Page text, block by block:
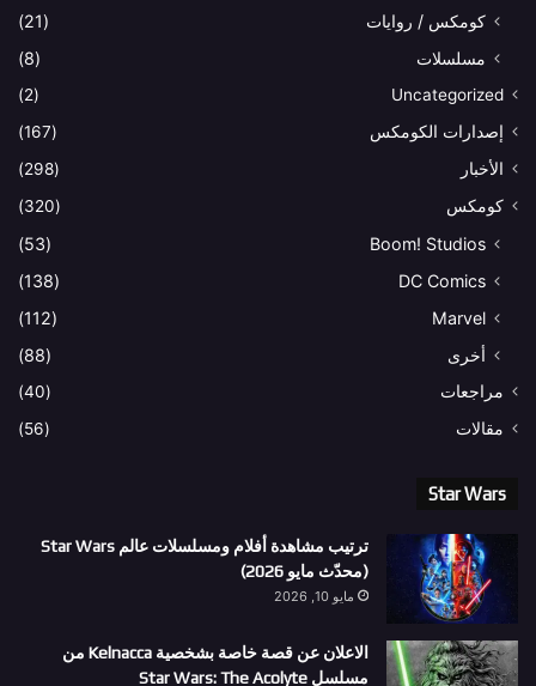
كومكس / روايات
(21)
مسلسلات
(8)
Uncategorized
(2)
إصدارات الكومكس
(167)
الأخبار
(298)
كومكس
(320)
Boom! Studios
(53)
DC Comics
(138)
Marvel
(112)
أخرى
(88)
مراجعات
(40)
مقالات
(56)
Star Wars
ترتيب مشاهدة أفلام ومسلسلات عالم Star Wars
(محدّث مايو 2026)
مايو 10, 2026
الاعلان عن قصة خاصة بشخصية Kelnacca من
مسلسل Star Wars: The Acolyte